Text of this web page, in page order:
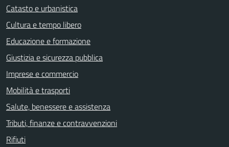
Catasto e urbanistica
Cultura e tempo libero
Educazione e formazione
Giustizia e sicurezza pubblica
Imprese e commercio
Mobilità e trasporti
Salute, benessere e assistenza
Tributi, finanze e contravvenzioni
Rifiuti